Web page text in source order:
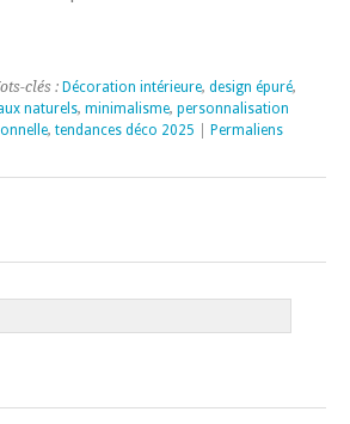
clés : Décoration intérieure, design épuré,
naturels, minimalisme, personnalisation
, tendances déco 2025 Permaliens